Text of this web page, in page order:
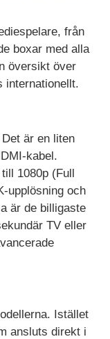
från
boxar med alla
översikt över
internationellt.
är en liten
kabel.
1080p (Full
upplösning och
är de billigaste
TV eller
Istället
ansluts direkt i